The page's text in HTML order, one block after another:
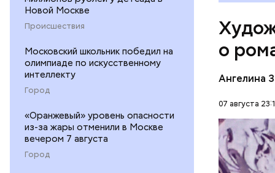
Новой Москве
Происшествия
Московский школьник победил на
олимпиаде по искусственному
интеллекту
Город
«Оранжевый» уровень опасности
из-за жары отменили в Москве
вечером 7 августа
Город
о
Ангелина
07 августа
Экс-
когда
любовь с